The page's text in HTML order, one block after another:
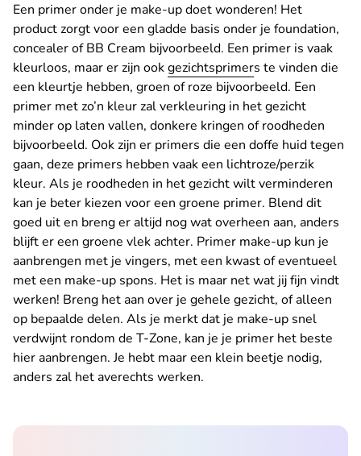
Een primer onder je make-up doet wonderen! Het
product zorgt voor een gladde basis onder je foundation,
concealer of BB Cream bijvoorbeeld. Een primer is vaak
kleurloos, maar er zijn ookgezichtsprimers te vinden die
een kleurtje hebben, groen of roze bijvoorbeeld. Een
primer met zo’n kleur zal verkleuring in het gezicht
minder op laten vallen, donkere kringen of roodheden
bijvoorbeeld. Ook zijn er primers die een doffe huid tegen
gaan, deze primers hebben vaak een lichtroze/perzik
kleur. Als je roodheden in het gezicht wilt verminderen
kan je beter kiezen voor een groene primer. Blend dit
goed uit en breng er altijd nog wat overheen aan, anders
blijft er een groene vlek achter. Primer make-up kun je
aanbrengen met je vingers, met een kwast of eventueel
met een make-up spons. Het is maar net wat jij fijn vindt
werken! Breng het aan over je gehele gezicht, of alleen
op bepaalde delen. Als je merkt dat je make-up snel
verdwijnt rondom de T-Zone, kan je je primer het beste
hier aanbrengen. Je hebt maar een klein beetje nodig,
anders zal het averechts werken.